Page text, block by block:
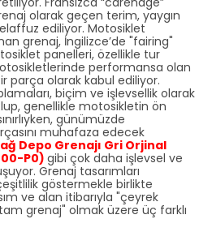
olarak geçen terim, yaygın
ediliyor. Motosiklet
grenaj, İngilizce’de "fairing"
panelleri, özellikle tur
performansa olan
parça olarak kabul ediliyor.
biçim ve işlevsellik olarak
genellikle motosikletin ön
günümüzde
muhafaza edecek
Depo Grenajı Gri Orjinal
00-P0) gibi çok daha işlevsel ve
Grenaj tasarımları
göstermekle birlikte
ve alan itibarıyla "çeyrek
grenaj" olmak üzere üç farklı